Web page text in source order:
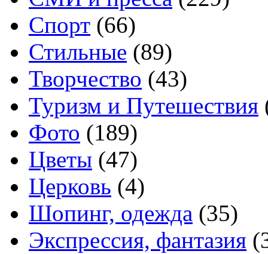
Спорт (66)
Стильные (89)
Творчество (43)
Туризм и Путешествия
Фото (189)
Цветы (47)
Церковь (4)
Шопинг, одежда (35)
Экспрессия, фантазия